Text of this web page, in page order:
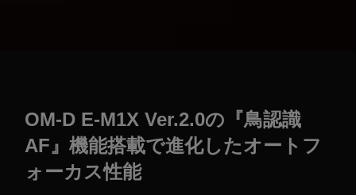
OM-D E-M1X Ver.2.0の『鳥認識
AF』機能搭載で進化したオートフ
ォーカス性能